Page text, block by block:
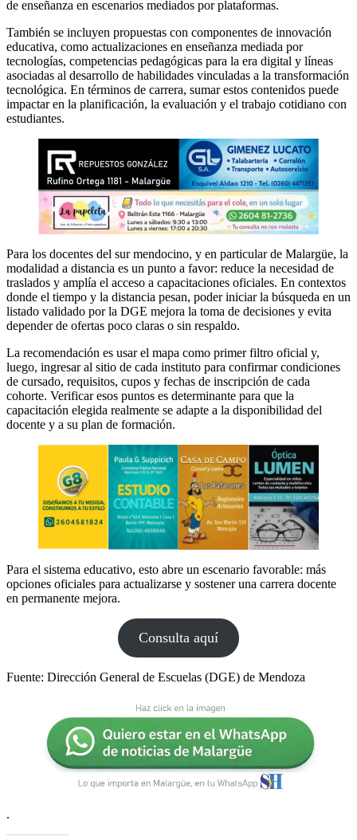
de enseñanza en escenarios mediados por plataformas.
También se incluyen propuestas con componentes de innovación
educativa, como actualizaciones en enseñanza mediada por
tecnologías, competencias pedagógicas para la era digital y líneas
asociadas al desarrollo de habilidades vinculadas a la transformación
tecnológica. En términos de carrera, sumar estos contenidos puede
impactar en la planificación, la evaluación y el trabajo cotidiano con
estudiantes.
Para los docentes del sur mendocino, y en particular de Malargüe, la
modalidad a distancia es un punto a favor: reduce la necesidad de
traslados y amplía el acceso a capacitaciones oficiales. En contextos
donde el tiempo y la distancia pesan, poder iniciar la búsqueda en un
listado validado por la DGE mejora la toma de decisiones y evita
depender de ofertas poco claras o sin respaldo.
La recomendación es usar el mapa como primer filtro oficial y,
luego, ingresar al sitio de cada instituto para confirmar condiciones
de cursado, requisitos, cupos y fechas de inscripción de cada
cohorte. Verificar esos puntos es determinante para que la
capacitación elegida realmente se adapte a la disponibilidad del
docente y a su plan de formación.
Para el sistema educativo, esto abre un escenario favorable: más
opciones oficiales para actualizarse y sostener una carrera docente
en permanente mejora.
Consulta aquí
Fuente: Dirección General de Escuelas (DGE) de Mendoza
.